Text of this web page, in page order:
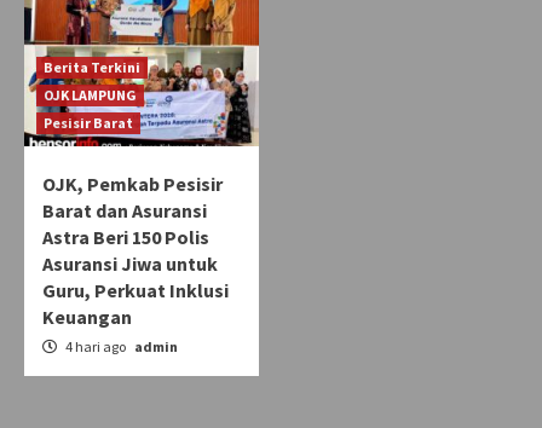
Berita Terkini
OJK LAMPUNG
Pesisir Barat
OJK, Pemkab Pesisir
Barat dan Asuransi
Astra Beri 150 Polis
Asuransi Jiwa untuk
Guru, Perkuat Inklusi
Keuangan
4 hari ago admin